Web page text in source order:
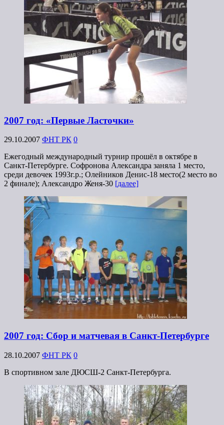
2007 год: «Первые Ласточки»
29.10.2007 ФНТ РК 0
Ежегодный международный турнир прошёл в октябре в
Санкт-Петербурге. Софронова Александра заняла 1 место,
среди девочек 1993г.р.; Олейников Денис-18 место(2 место во
2 финале); Александро Женя-30 [далее]
2007 год: Сбор и матчевая в Санкт-Петербурге
28.10.2007 ФНТ РК 0
В спортивном зале ДЮСШ-2 Санкт-Петербурга.